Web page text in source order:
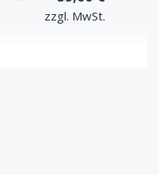
– UK Köln)
Ponto – UK Mainz)
zzgl. MwSt.